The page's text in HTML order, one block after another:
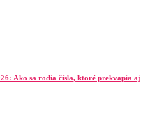
Ako sa rodia čísla, ktoré prekvapia aj